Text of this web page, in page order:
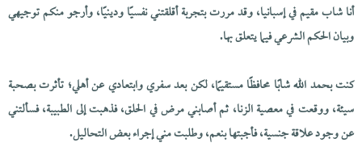
أنا شاب مقيم في إسبانيا، وقد مررت بتجربة أقلقتني نفسيًا ودينيًا، وأرجو منكم توجيهي
وبيان الحكم الشرعي فيما يتعلق بها.
كنت بحمد الله شابًا محافظًا مستقيمًا، لكن بعد سفري وابتعادي عن أهلي؛ تأثرت بصحبة
سيئة، ووقعت في معصية الزنا، ثم أصابني مرض في الحلق، فذهبت إلى الطبيبة، فسألتني
عن وجود علاقة جنسية، فأجبتها بنعم، وطلبت مني إجراء بعض التحاليل.